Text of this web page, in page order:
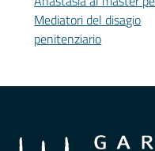
Mediatori del disagio
penitenziario